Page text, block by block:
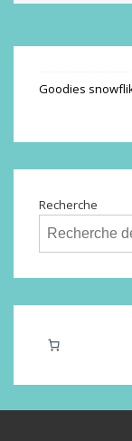
Goodies
Recherche